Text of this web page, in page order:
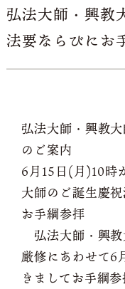
弘法大師・興
法要ならびにお
弘法大師・興教
のご案内
6月15日(月)10時
大師のご誕生慶祝
お手綱参拝
弘法大師・興
厳修にあわせて6
きましてお手綱